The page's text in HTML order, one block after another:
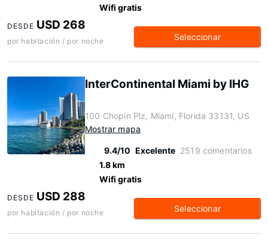
Wifi gratis
DESDE USD 268
por habitación / por noche Seleccionar
InterContinental Miami by IHG
100 Chopin Plz, Miami, Florida 33131, US
Mostrar mapa
9.4/10 Excelente 2519 comentarios
1.8 km
Wifi gratis
DESDE USD 288
por habitación / por noche Seleccionar